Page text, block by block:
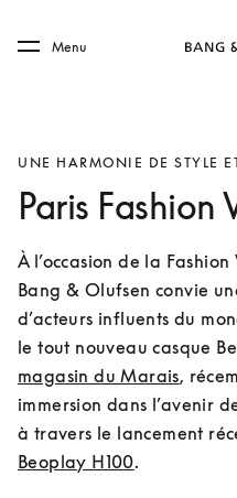
Skip to main footer
Menu
UNE HARMONIE DE STYLE
Paris Fashion
À l’occasion de la
Bang & Olufsen convie
d’acteurs influents du
magasin du Marais,
immersion dans l’avenir
Beoplay H100.